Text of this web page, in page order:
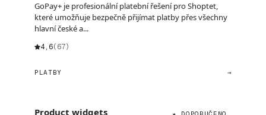
GoPay+ je profesionální platební řešení pro Shoptet,
které umožňuje bezpečně přijímat platby přes všechny
hlavní české a...
4,6(67)
PLATBY →
Product widgets